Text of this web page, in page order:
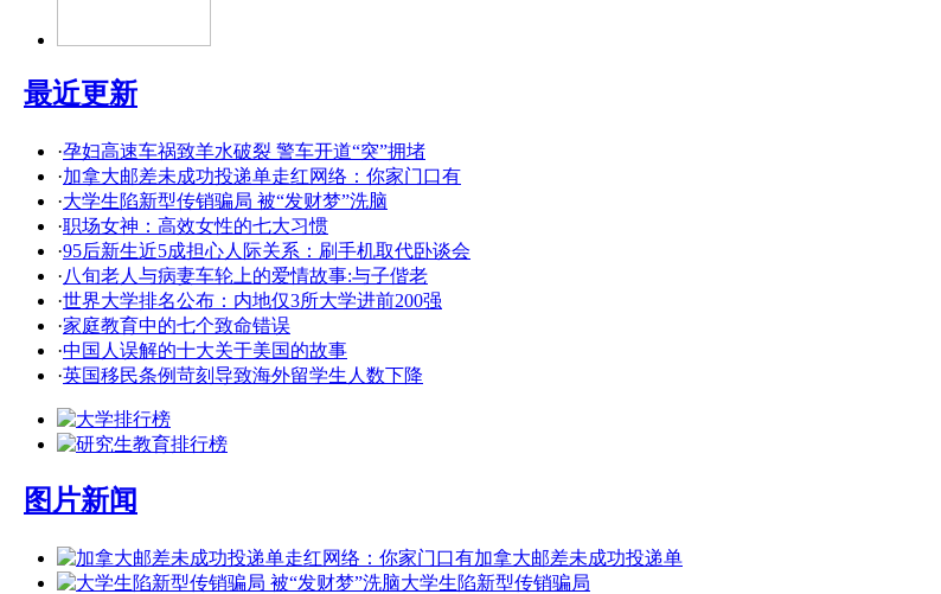
最近更新
·孕妇高速车祸致羊水破裂 警车开道“突”拥堵
·加拿大邮差未成功投递单走红网络：你家门口有
·大学生陷新型传销骗局 被“发财梦”洗脑
·职场女神：高效女性的七大习惯
·95后新生近5成担心人际关系：刷手机取代卧谈会
·八旬老人与病妻车轮上的爱情故事:与子偕老
·世界大学排名公布：内地仅3所大学进前200强
·家庭教育中的七个致命错误
·中国人误解的十大关于美国的故事
·英国移民条例苛刻导致海外留学生人数下降
图片新闻
加拿大邮差未成功投递单
大学生陷新型传销骗局